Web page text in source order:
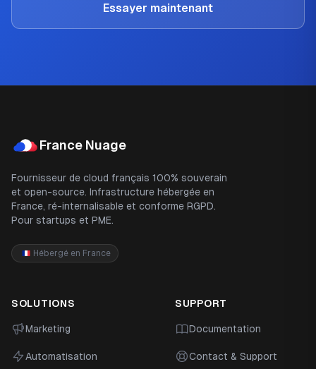
Essayer maintenant
France Nuage
Fournisseur de cloud français 100% souverain
et open-source. Infrastructure hébergée en
France, ré-internalisable et conforme RGPD.
Pour startups et PME.
Hébergé en France
SOLUTIONS
Marketing
Automatisation
SUPPORT
Documentation
Contact & Support